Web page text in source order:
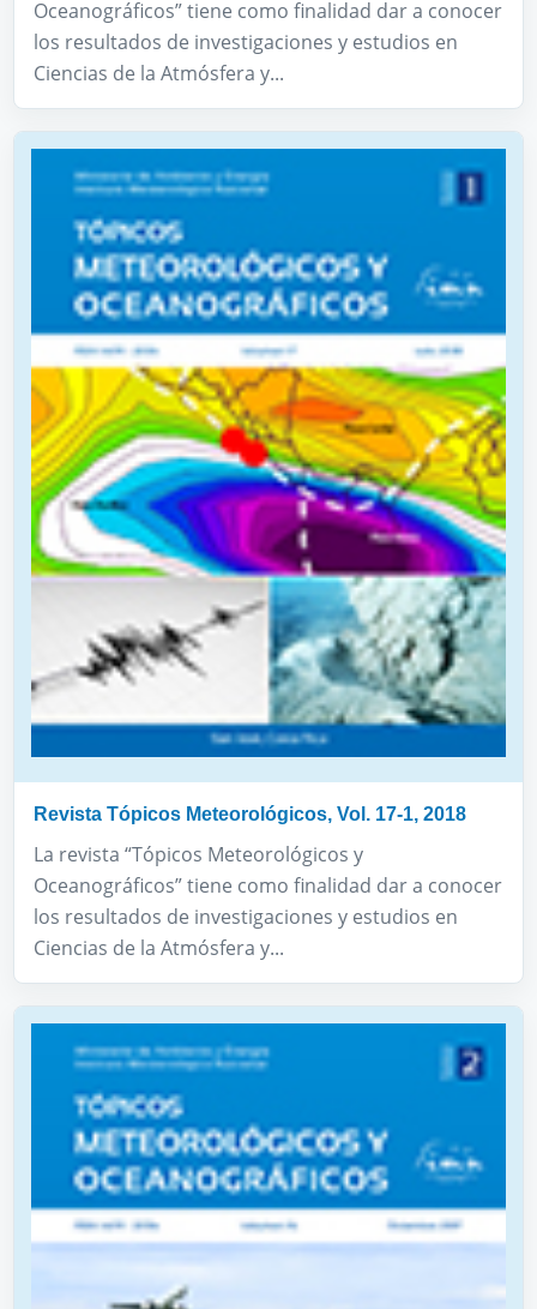
Oceanográficos” tiene como finalidad dar a conocer
los resultados de investigaciones y estudios en
Ciencias de la Atmósfera y...
Revista Tópicos Meteorológicos, Vol. 17-1, 2018
La revista “Tópicos Meteorológicos y
Oceanográficos” tiene como finalidad dar a conocer
los resultados de investigaciones y estudios en
Ciencias de la Atmósfera y...